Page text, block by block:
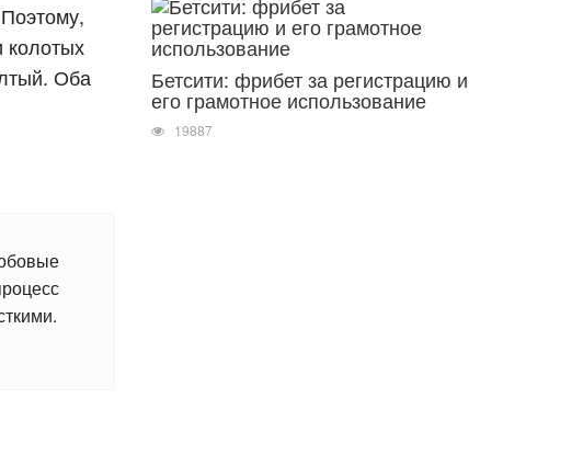
колотых
Оба
Бетсити: фрибет за регистрацию и
его грамотное использование
19887